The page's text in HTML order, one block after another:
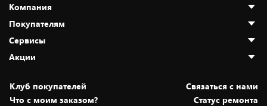
Компания
О нас
Адреса магазинов
Новости
Статьи и обзоры
Вакансии
Покупателям
Как сделать заказ
Оплата и доставка
Безналичный расчёт
Обмен и возврат товара
Сервисы
Установка техники
Для игровых консолей
Акции
Скидки и промокоды
Белорусские товары
Клуб покупателей
Cвязаться с нами
Что с моим заказом?
Статус ремонта